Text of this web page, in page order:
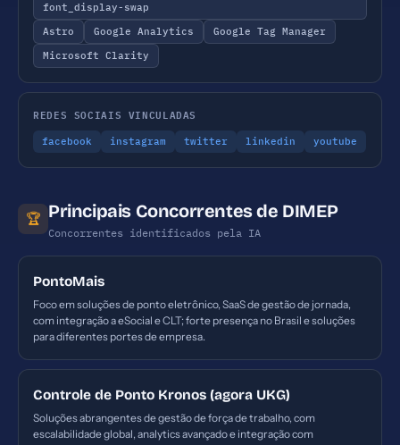
font_display-swap
Astro
Google Analytics
Google Tag Manager
Microsoft Clarity
REDES SOCIAIS VINCULADAS
facebook instagram twitter linkedin youtube
🏆 Principais Concorrentes de DIMEP
Concorrentes identificados pela IA
PontoMais
Foco em soluções de ponto eletrônico, SaaS de gestão de jornada,
com integração a eSocial e CLT; forte presença no Brasil e soluções
para diferentes portes de empresa.
Controle de Ponto Kronos (agora UKG)
Soluções abrangentes de gestão de força de trabalho, com
escalabilidade global, analytics avançado e integração com